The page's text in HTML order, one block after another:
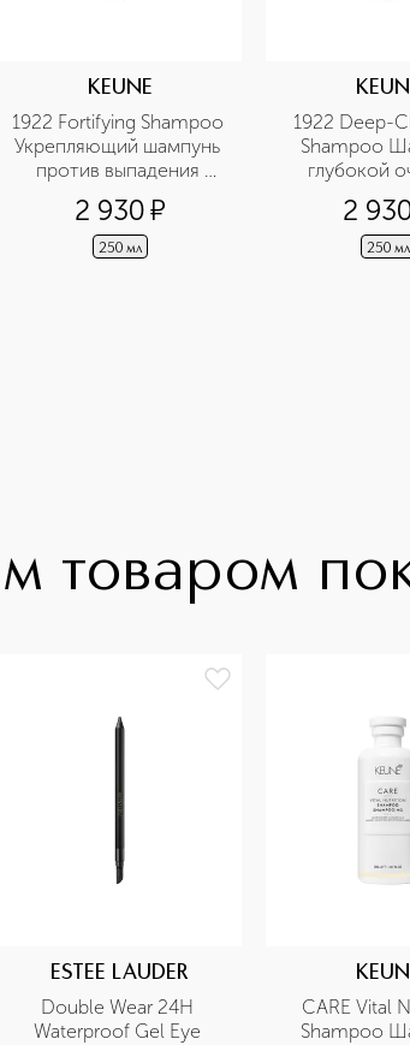
KEUNE
1922 Fortifying Shampoo
Укрепляющий шампунь
против выпадения
волос
2 930¤
250 мл
1922 Deep-
Shampoo
глубокой
2
250 мл
товаром
ESTEE LAUDER
Double Wear 24H
Waterproof Gel Eye
CARE Vital
Shampoo